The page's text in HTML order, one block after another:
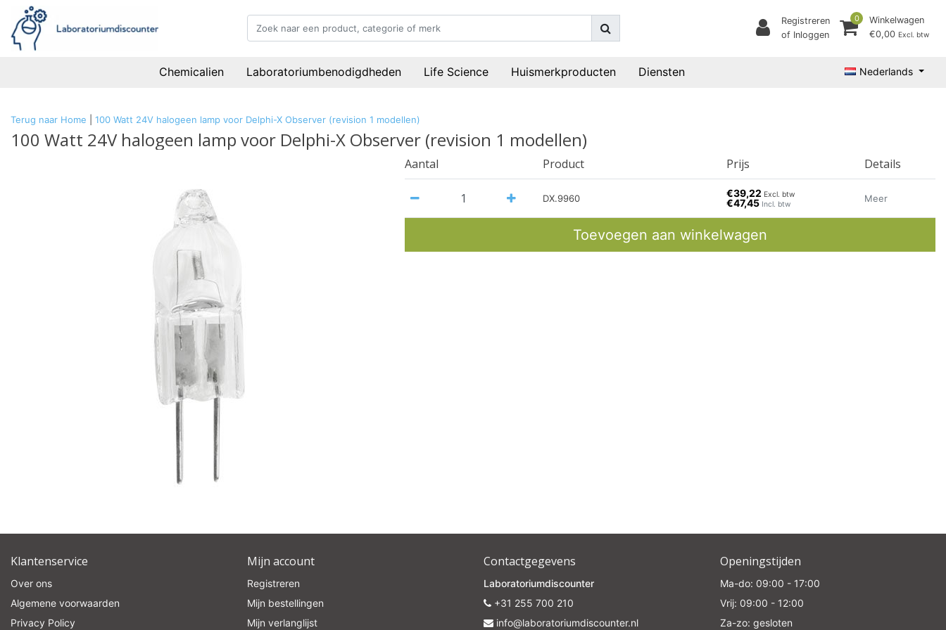
Registreren
of Inloggen
0
Winkelwagen
€0,00 Excl. btw
Chemicalien Laboratoriumbenodigdheden Life Science Huismerkproducten Diensten Nederlands
Terug naar Home 100 Watt 24V halogeen lamp voor Delphi-X Observer (revision 1 modellen)
100 Watt 24V halogeen lamp voor Delphi-X Observer (revision 1 modellen)
Aantal Product Prijs Details
DX.9960 €39,22 Excl. btw
€47,45 Incl. btw
Meer
Toevoegen aan winkelwagen
Klantenservice
Over ons
Algemene voorwaarden
Privacy Policy
Mijn account
Registreren
Mijn bestellingen
Mijn verlanglijst
Contactgegevens
Laboratoriumdiscounter
+31 255 700 210
info@laboratoriumdiscounter.nl
Openingstijden
Ma-do: 09:00 - 17:00
Vrij: 09:00 - 12:00
Za-zo: gesloten